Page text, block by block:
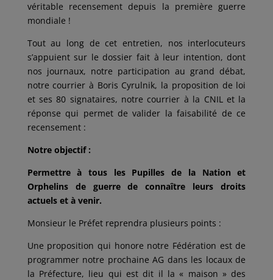
véritable recensement depuis la première guerre
mondiale !
Tout au long de cet entretien, nos interlocuteurs
s’appuient sur le dossier fait à leur intention, dont
nos journaux, notre participation au grand débat,
notre courrier à Boris Cyrulnik, la proposition de loi
et ses 80 signataires, notre courrier à la CNIL et la
réponse qui permet de valider la faisabilité de ce
recensement :
Notre objectif :
Permettre à tous les Pupilles de la Nation et
Orphelins de guerre de connaître leurs droits
actuels et à venir.
Monsieur le Préfet reprendra plusieurs points :
Une proposition qui honore notre Fédération est de
programmer notre prochaine AG dans les locaux de
la Préfecture, lieu qui est dit il la « maison » des